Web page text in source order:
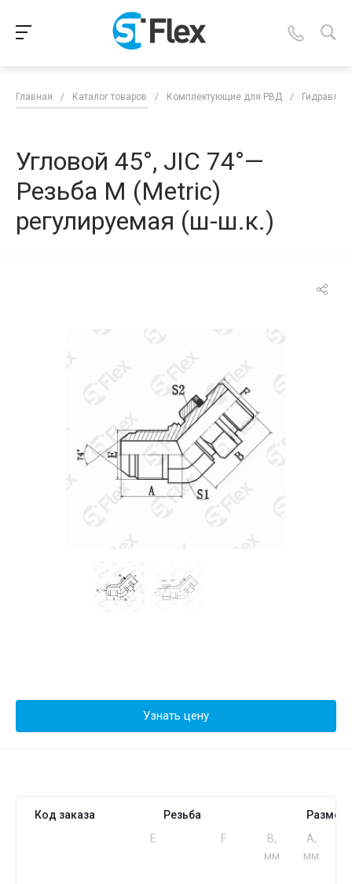
Главная / Каталог товаров / Комплектующие для РВД /
Угловой 45°, JIC 74°—
Резьба М (Metric)
регулируемая (ш-ш.к.)
Узнать цену
Код заказа Резьба
Е
F
B,
мм
A,
мм